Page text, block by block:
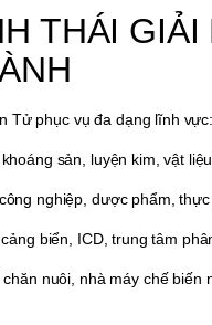
THÁI GIẢI
Tử phục vụ đa dạng lĩnh vực:
sản, luyện kim, vật
nghiệp, dược phẩm, thực
biển, ICD, trung tâm
nuôi, nhà máy chế biến